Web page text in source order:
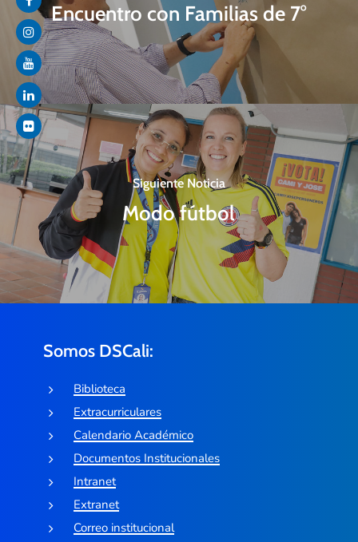
Encuentro con Familias de 7°
Siguiente Noticia
Modo fútbol
Somos DSCali:
Biblioteca
Extracurriculares
Calendario Académico
Documentos Institucionales
Intranet
Extranet
Correo institucional